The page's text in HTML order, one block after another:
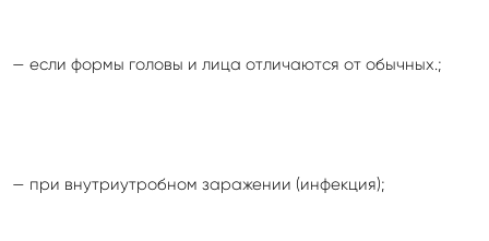
— если формы головы и лица отличаются от обычных.;
— при внутриутробном заражении (инфекция);